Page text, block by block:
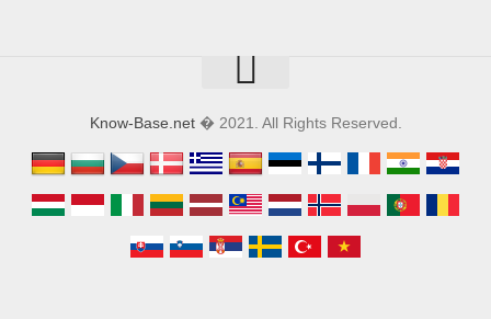
Know-Base.net� 2021. All Rights Reserved.